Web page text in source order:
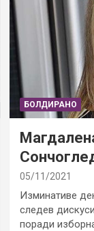
БОЛДИРАНО
05/11/2021
Изминативе
следев
поради